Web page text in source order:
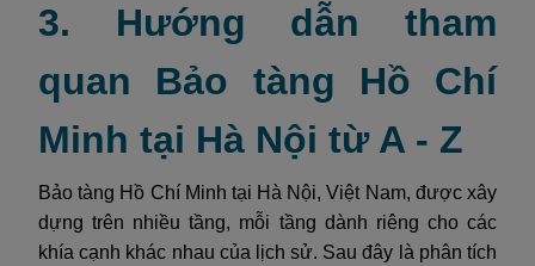
3. Hướng dẫn tham
quan Bảo tàng Hồ Chí
Minh tại Hà Nội từ A - Z
Bảo tàng Hồ Chí Minh tại Hà Nội, Việt Nam, được xây
dựng trên nhiều tầng, mỗi tầng dành riêng cho các
khía cạnh khác nhau của lịch sử. Sau đây là phân tích